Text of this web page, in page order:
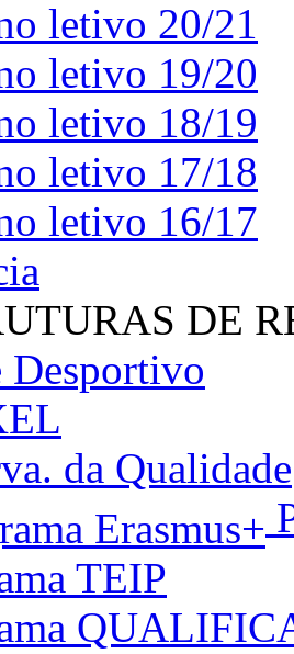
letivo 20/21
letivo 19/20
letivo 18/19
letivo 17/18
letivo 16/17
DE
Desportivo
da Qualidade
TEIP